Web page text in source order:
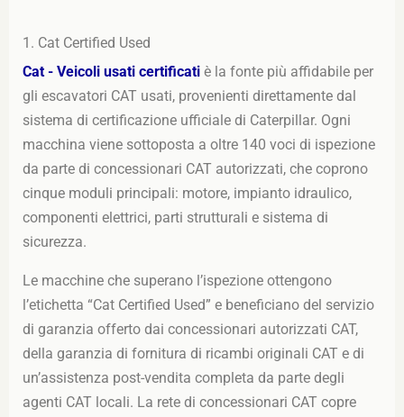
1. Cat Certified Used
Cat - Veicoli usati certificati è la fonte più affidabile per
gli escavatori CAT usati, provenienti direttamente dal
sistema di certificazione ufficiale di Caterpillar. Ogni
macchina viene sottoposta a oltre 140 voci di ispezione
da parte di concessionari CAT autorizzati, che coprono
cinque moduli principali: motore, impianto idraulico,
componenti elettrici, parti strutturali e sistema di
sicurezza.
Le macchine che superano l’ispezione ottengono
l’etichetta “Cat Certified Used” e beneficiano del servizio
di garanzia offerto dai concessionari autorizzati CAT,
della garanzia di fornitura di ricambi originali CAT e di
un’assistenza post-vendita completa da parte degli
agenti CAT locali. La rete di concessionari CAT copre